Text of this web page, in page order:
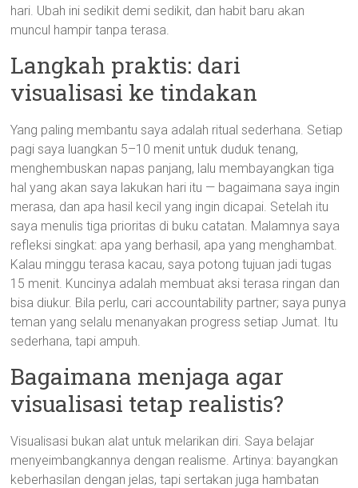
hari. Ubah ini sedikit demi sedikit, dan habit baru akan
muncul hampir tanpa terasa.
Langkah praktis: dari
visualisasi ke tindakan
Yang paling membantu saya adalah ritual sederhana. Setiap
pagi saya luangkan 5–10 menit untuk duduk tenang,
menghembuskan napas panjang, lalu membayangkan tiga
hal yang akan saya lakukan hari itu — bagaimana saya ingin
merasa, dan apa hasil kecil yang ingin dicapai. Setelah itu
saya menulis tiga prioritas di buku catatan. Malamnya saya
refleksi singkat: apa yang berhasil, apa yang menghambat.
Kalau minggu terasa kacau, saya potong tujuan jadi tugas
15 menit. Kuncinya adalah membuat aksi terasa ringan dan
bisa diukur. Bila perlu, cari accountability partner; saya punya
teman yang selalu menanyakan progress setiap Jumat. Itu
sederhana, tapi ampuh.
Bagaimana menjaga agar
visualisasi tetap realistis?
Visualisasi bukan alat untuk melarikan diri. Saya belajar
menyeimbangkannya dengan realisme. Artinya: bayangkan
keberhasilan dengan jelas, tapi sertakan juga hambatan